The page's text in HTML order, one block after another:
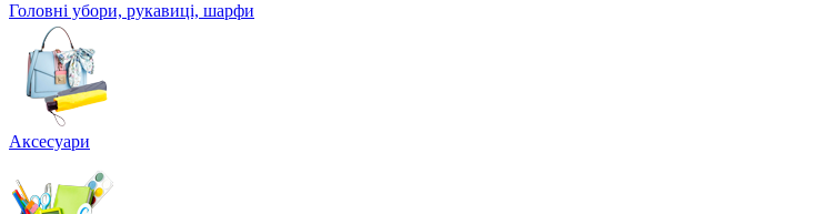
Головні убори, рукавиці, шарфи
Аксесуари